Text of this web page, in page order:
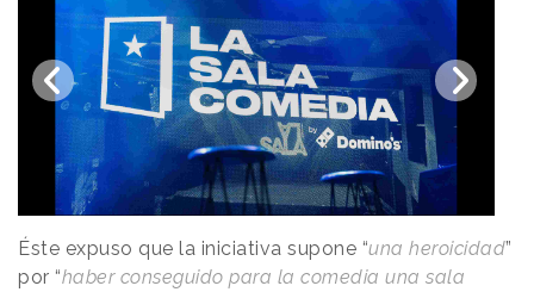
Éste expuso que la iniciativa supone “una heroicidad”
por “haber conseguido para la comedia una sala